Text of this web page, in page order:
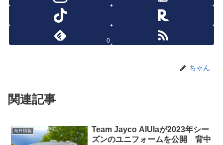
0
ちゃん
関連記事
海外情報
Team Jayco AlUlaが2023年シー
ズンのユニフォームを公開 背中